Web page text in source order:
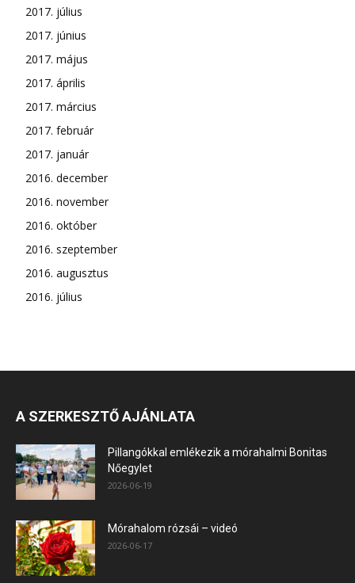
2017. július
2017. június
2017. május
2017. április
2017. március
2017. február
2017. január
2016. december
2016. november
2016. október
2016. szeptember
2016. augusztus
2016. július
A SZERKESZTŐ AJÁNLATA
Pillangókkal emlékezik a mórahalmi Bonitas
Nőegylet
2026-06-19
Mórahalom rózsái – videó
2026-06-17